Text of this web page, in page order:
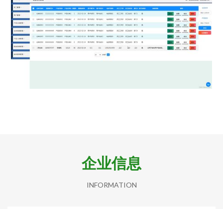
企业信息
INFORMATION